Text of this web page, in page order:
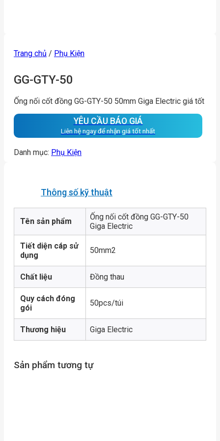
Trang chủ / Phụ Kiện
GG-GTY-50
Ống nối cốt đồng GG-GTY-50 50mm Giga Electric giá tốt
YÊU CẦU BÁO GIÁ
Liên hệ ngay để nhận giá tốt nhất
Danh mục: Phụ Kiện
Thông số kỹ thuật
Tên sản phẩm
Ống nối cốt đồng GG-GTY-50
Giga Electric
Tiết diện cáp sử
dụng
50mm2
Chất liệu Đồng thau
Quy cách đóng
gói
50pcs/túi
Thương hiệu Giga Electric
Sản phẩm tương tự